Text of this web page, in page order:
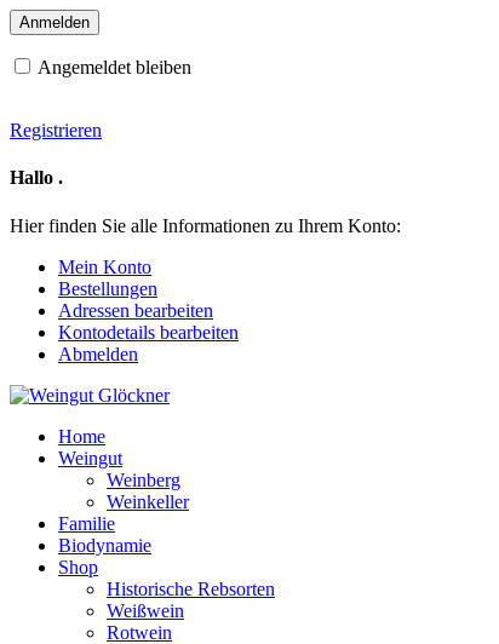
Angemeldet bleiben
Registrieren
Hallo .
Hier finden Sie alle Informationen zu Ihrem Konto:
Mein Konto
Bestellungen
Adressen bearbeiten
Kontodetails bearbeiten
Abmelden
Home
Weingut
Weinberg
Weinkeller
Familie
Biodynamie
Shop
Historische Rebsorten
Weißwein
Rotwein